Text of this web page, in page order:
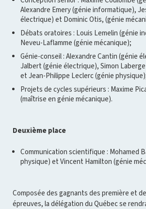
Alexandre Emery (génie informatique),
électrique) et Dominic Otis, (génie
Débats oratoires : Louis Lemelin (génie
Neveu-Laflamme (génie mécanique);
Génie-conseil : Alexandre Cantin (génie
Jalbert (génie électrique), Simon
et Jean-Philippe Leclerc (génie
Projets de cycles supérieurs : Maxime
(maîtrise en génie mécanique).
Deuxième place
Communication scientifique : Mohamed
physique) et Vincent Hamilton (génie
Composée des gagnants des première et
épreuves, la délégation du Québec se